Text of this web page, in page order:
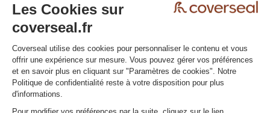
Politique de confidentialité